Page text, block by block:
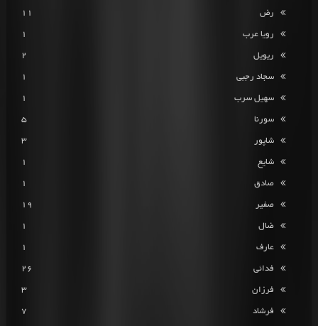
رض 11
رویا عرب 1
ریویل 2
سجاد رجبی 1
سهیل سرب 1
سورنا 5
شاپور 3
شایع 1
صادق 1
صفیر 19
ضال 1
عارف 1
فدائی 26
فرزان 3
فرشاد 7